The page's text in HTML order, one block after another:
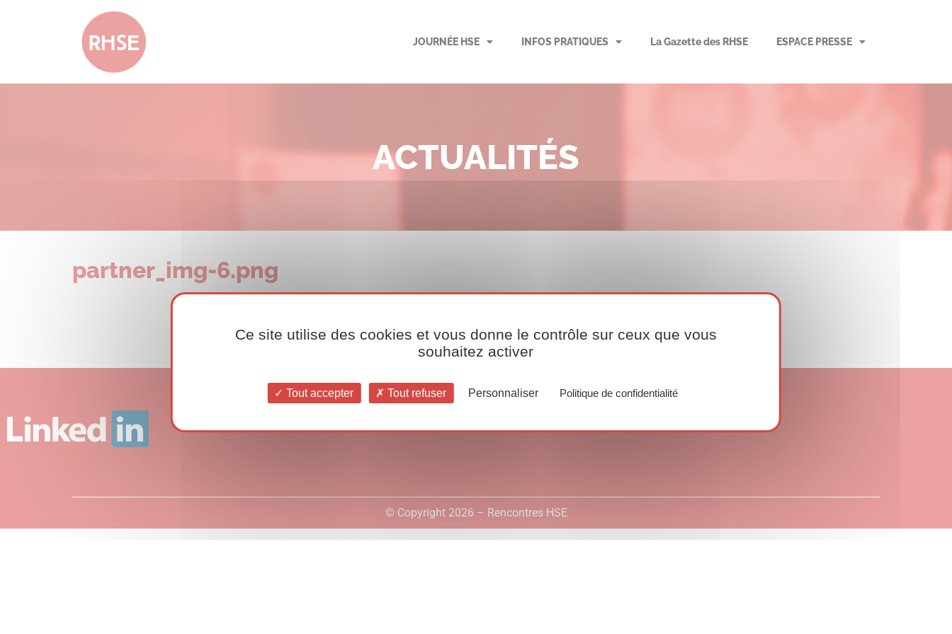
JOURNÉE HSE INFOS PRATIQUES La Gazette des RHSE ESPACE PRESSE
ACTUALITÉS
partner_img-6.png
© Copyright 2026 – Rencontres HSE
Ce site utilise des cookies et vous donne le contrôle sur ceux que vous
souhaitez activer
Tout accepter Tout refuser Personnaliser Politique de confidentialité